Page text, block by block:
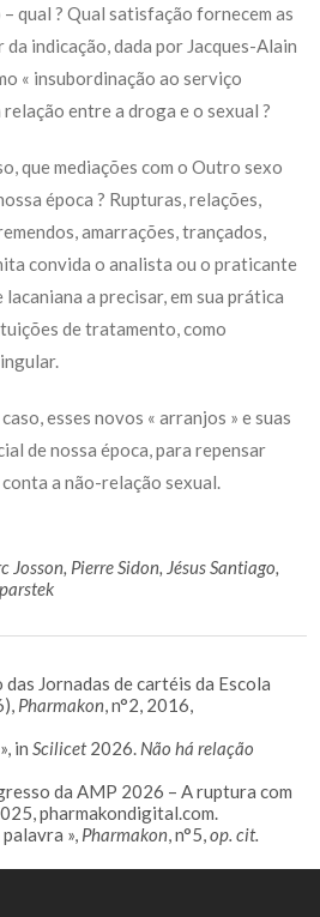
qual ? Qual satisfação fornecem as
indicação, dada por Jacques-Alain
« insubordinação ao serviço
relação entre a droga e o sexual ?
que mediações com o Outro sexo
época ? Rupturas, relações,
amarrações, trançados,
convida o analista ou o praticante
a precisar, em sua prática
de tratamento, como
esses novos « arranjos » e suas
de nossa época, para repensar
a não-relação sexual.
Josson, Pierre Sidon, Jésus Santiago,
das Jornadas de cartéis da Escola
Pharmakon, n°2, 2016,
inScilicet2026. Não há relação
da AMP 2026 – A ruptura com
pharmakondigital.com.
», Pharmakon, n°5,op. cit.